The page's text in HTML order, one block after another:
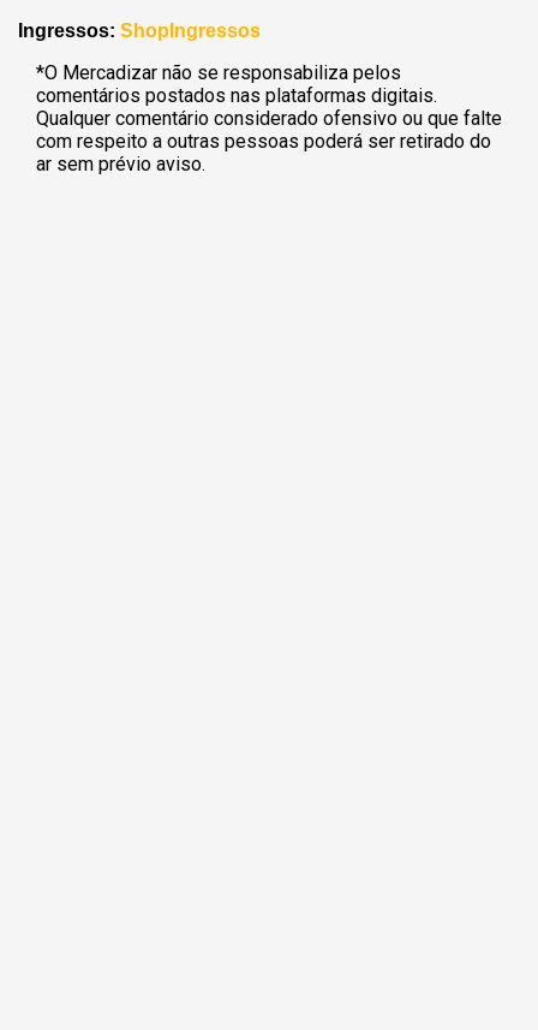
Ingressos: ShopIngressos
*O Mercadizar não se responsabiliza pelos
comentários postados nas plataformas digitais.
Qualquer comentário considerado ofensivo ou que falte
com respeito a outras pessoas poderá ser retirado do
ar sem prévio aviso.